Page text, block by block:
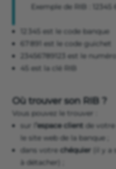
Exemple de RIB : 12345
12 345 est le code banque
67 891 est le code guichet
23456789123 est le
45 est la clé RIB
Où trouver son RIB ?
Vous pouvez le trouver :
sur l
’espace client
de
le site web de la banque ;
dans votre chéquier
(il y a
à détacher) ;